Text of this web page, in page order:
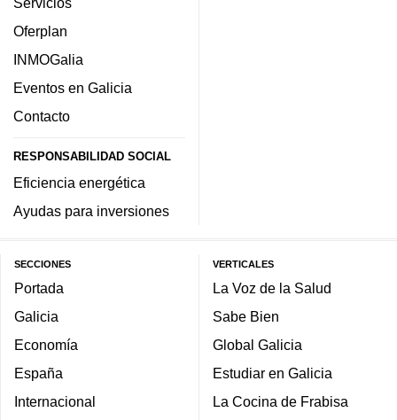
Oferplan
INMOGalia
Eventos en Galicia
Contacto
RESPONSABILIDAD SOCIAL
Eficiencia energética
Ayudas para inversiones
SECCIONES
Portada
Galicia
Economía
España
Internacional
VERTICALES
La Voz de la Salud
Sabe Bien
Global Galicia
Estudiar en Galicia
La Cocina de Frabisa